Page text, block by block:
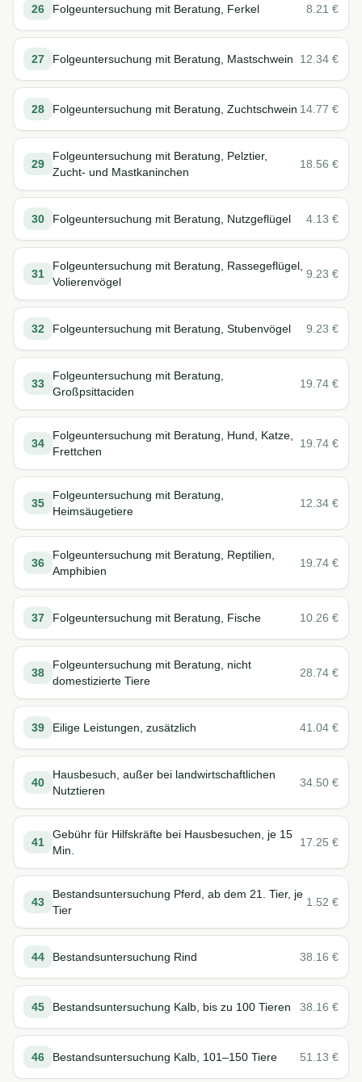
26 Folgeuntersuchung mit Beratung, Ferkel 8.21 €
27 Folgeuntersuchung mit Beratung, Mastschwein 12.34 €
28 Folgeuntersuchung mit Beratung, Zuchtschwein 14.77 €
29
Folgeuntersuchung mit Beratung, Pelztier,
Zucht- und Mastkaninchen
18.56 €
30 Folgeuntersuchung mit Beratung, Nutzgeflügel 4.13 €
31
Folgeuntersuchung mit Beratung, Rassegeflügel,
Volierenvögel
9.23 €
32 Folgeuntersuchung mit Beratung, Stubenvögel 9.23 €
33
Folgeuntersuchung mit Beratung,
Großpsittaciden
19.74 €
34
Folgeuntersuchung mit Beratung, Hund, Katze,
Frettchen
19.74 €
35
Folgeuntersuchung mit Beratung,
Heimsäugetiere
12.34 €
36
Folgeuntersuchung mit Beratung, Reptilien,
Amphibien
19.74 €
37 Folgeuntersuchung mit Beratung, Fische 10.26 €
38
Folgeuntersuchung mit Beratung, nicht
domestizierte Tiere
28.74 €
39 Eilige Leistungen, zusätzlich 41.04 €
40
Hausbesuch, außer bei landwirtschaftlichen
Nutztieren
34.50 €
41
Gebühr für Hilfskräfte bei Hausbesuchen, je 15
Min.
17.25 €
43
Bestandsuntersuchung Pferd, ab dem 21. Tier, je
Tier
1.52 €
44 Bestandsuntersuchung Rind 38.16 €
45 Bestandsuntersuchung Kalb, bis zu 100 Tieren 38.16 €
46 Bestandsuntersuchung Kalb, 101–150 Tiere 51.13 €